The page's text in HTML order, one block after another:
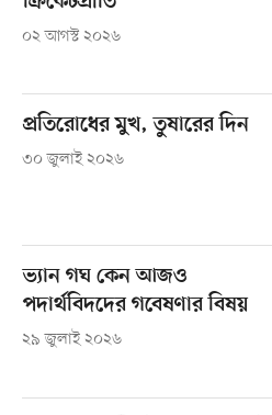
০২ আগস্ট ২০২৬
প্রতিরোধের মুখ, তুষারের দিন
৩০ জুলাই ২০২৬
ভ্যান গঘ কেন আজও
পদার্থবিদদের গবেষণার বিষয়
২৯ জুলাই ২০২৬